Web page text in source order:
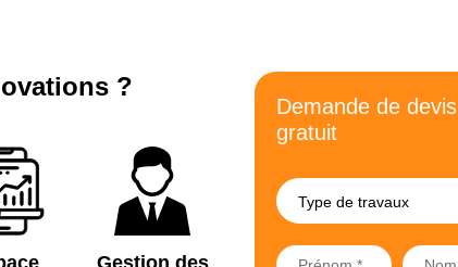
?
Gestion des
Demande de devis
gratuit
Type de travaux